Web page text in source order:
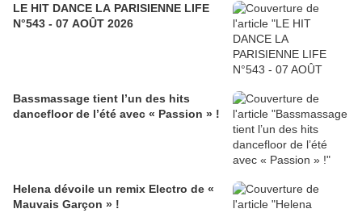
LE HIT DANCE LA PARISIENNE LIFE
N°543 - 07 AOÛT 2026
Bassmassage tient l’un des hits
dancefloor de l’été avec « Passion » !
Helena dévoile un remix Electro de «
Mauvais Garçon » !